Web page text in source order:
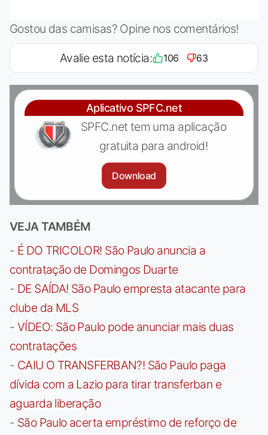
Gostou das camisas? Opine nos comentários!
Avalie esta notícia: 106 63
Aplicativo SPFC.net
SPFC.net tem uma aplicação
gratuita para android!
Download
VEJA TAMBÉM
- É DO TRICOLOR! São Paulo anuncia a
contratação de Domingos Duarte
- DE SAÍDA! São Paulo empresta atacante para
clube da MLS
- VÍDEO: São Paulo pode anunciar mais duas
contratações
- CAIU O TRANSFERBAN?! São Paulo paga
dívida com a Lazio para tirar transferban e
aguarda liberação
- São Paulo acerta empréstimo de reforço de